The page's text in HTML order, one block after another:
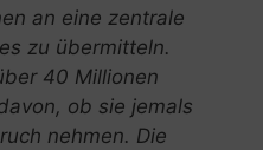
an eine zentrale
zu übermitteln.
40 Millionen
ob sie jemals
nehmen. Die